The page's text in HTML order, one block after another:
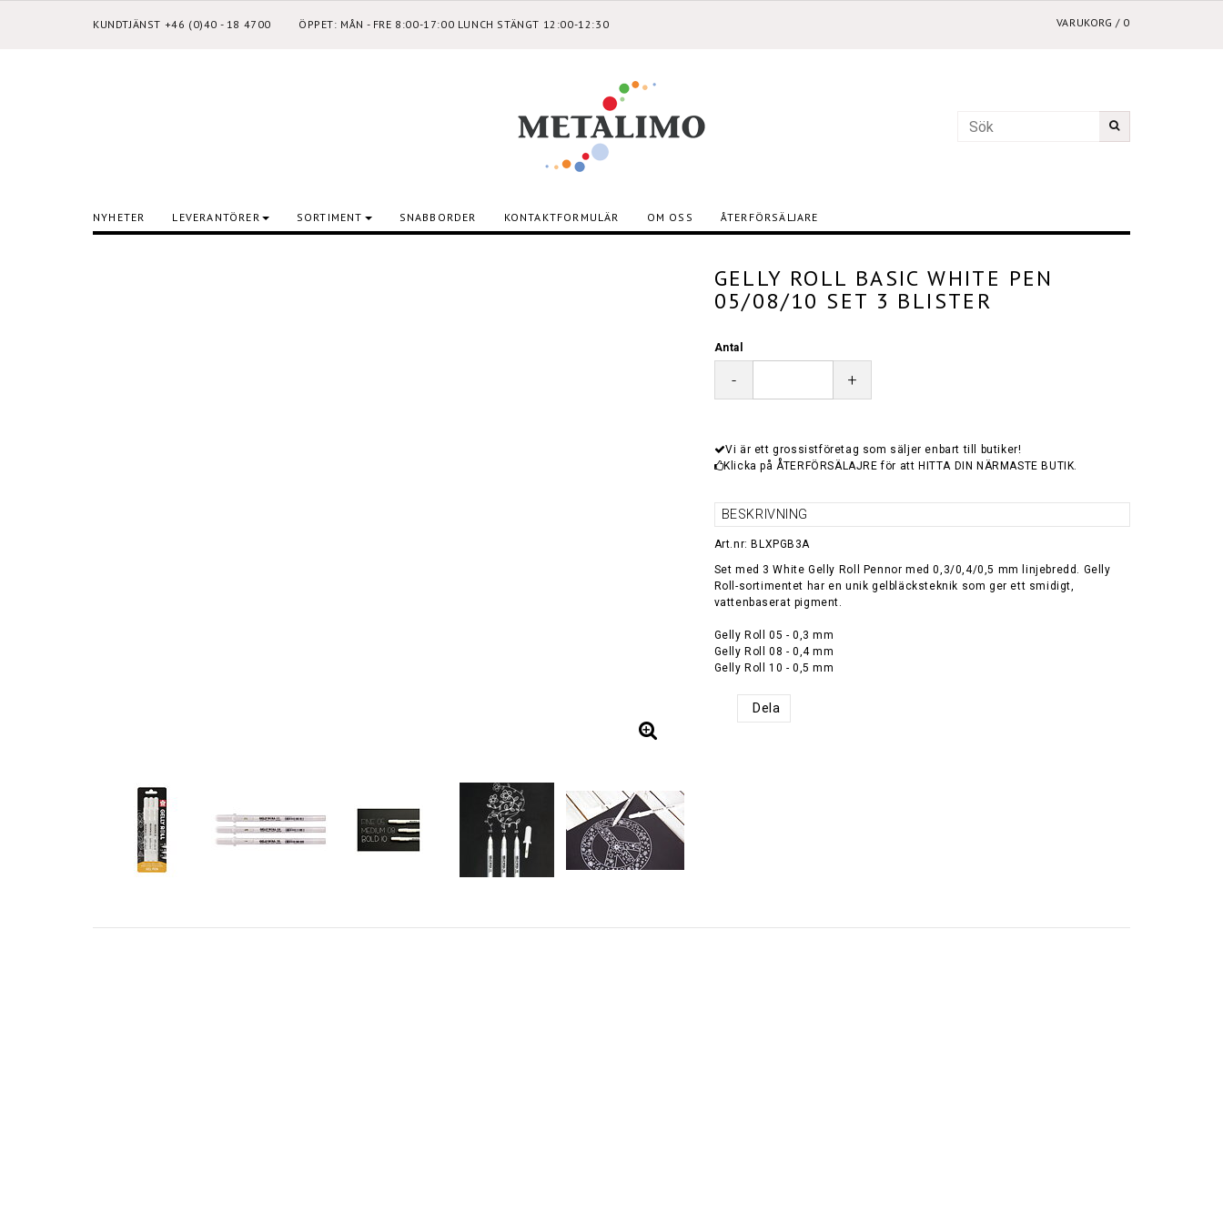
KUNDTJÄNST +46 (0)40 - 18 4700 ÖPPET: MÅN - FRE 8:00-17:00 LUNCH STÄNGT 12:00-12:30 VARUKORG / 0
NYHETER LEVERANTÖRER SORTIMENT SNABBORDER KONTAKTFORMULÄR OM OSS ÅTERFÖRSÄLJARE
GELLY ROLL BASIC WHITE PEN
05/08/10 SET 3 BLISTER
Antal
- +
Vi är ett grossistföretag som säljer enbart till butiker!
Klicka på ÅTERFÖRSÄLAJRE för att HITTA DIN NÄRMASTE BUTIK.
BESKRIVNING
Art.nr: BLXPGB3A
Set med 3 White Gelly Roll Pennor med 0,3/0,4/0,5 mm linjebredd. Gelly
Roll-sortimentet har en unik gelbläcksteknik som ger ett smidigt,
vattenbaserat pigment.
Gelly Roll 05 - 0,3 mm
Gelly Roll 08 - 0,4 mm
Gelly Roll 10 - 0,5 mm
Dela